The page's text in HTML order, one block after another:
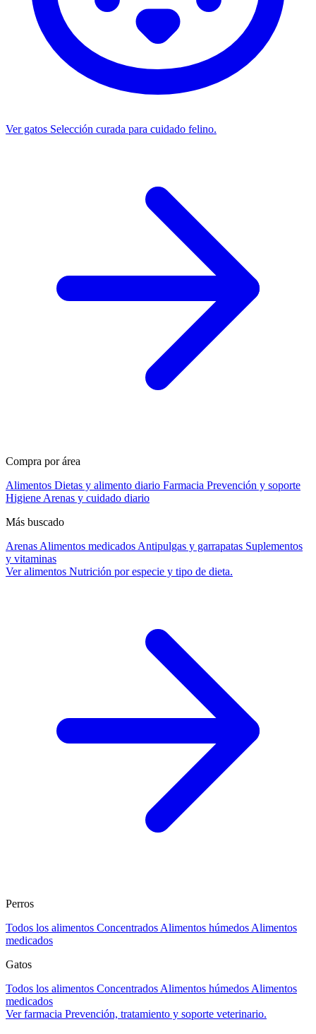
Ver gatos Selección curada para cuidado felino.
Compra por área
Alimentos Dietas y alimento diario Farmacia Prevención y soporte
Higiene Arenas y cuidado diario
Más buscado
Arenas Alimentos medicados Antipulgas y garrapatas Suplementos
y vitaminas
Ver alimentos Nutrición por especie y tipo de dieta.
Perros
Todos los alimentos Concentrados Alimentos húmedos Alimentos
medicados
Gatos
Todos los alimentos Concentrados Alimentos húmedos Alimentos
medicados
Ver farmacia Prevención, tratamiento y soporte veterinario.